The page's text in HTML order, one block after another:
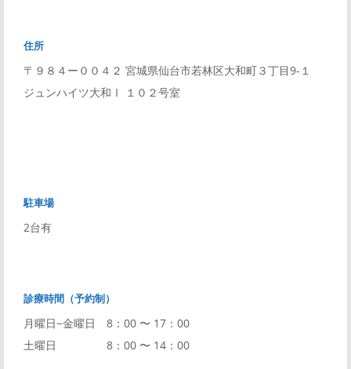
住所
〒９８４ー００４２ 宮城県仙台市若林区大和町３丁目9-１
ジュンハイツ大和Ⅰ １０２号室
駐車場
2台有
診療時間（予約制）
月曜日−金曜日 8：00 〜 17：00
土曜日 8：00 〜 14：00